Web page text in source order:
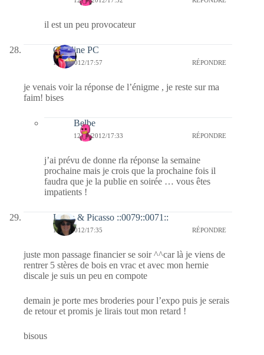
il est un peu provocateur
Caroline PC
11/01/2012/17:57 RÉPONDRE
je venais voir la réponse de l’énigme , je reste sur ma
faim! bises
Belbe
12/01/2012/17:33 RÉPONDRE
j’ai prévu de donne rla réponse la semaine
prochaine mais je crois que la prochaine fois il
faudra que je la publie en soirée … vous êtes
impatients !
Linda & Picasso ::0079::0071::
11/01/2012/17:35 RÉPONDRE
juste mon passage financier se soir ^^car là je viens de
rentrer 5 stères de bois en vrac et avec mon hernie
discale je suis un peu en compote
demain je porte mes broderies pour l’expo puis je serais
de retour et promis je lirais tout mon retard !
bisous